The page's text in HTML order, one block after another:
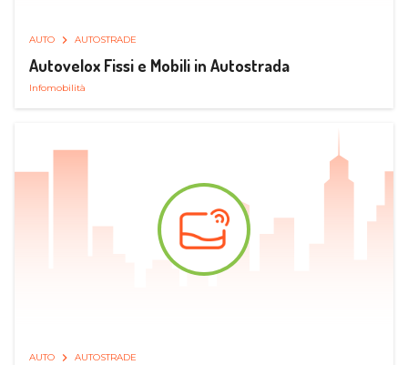
AUTO AUTOSTRADE
Autovelox Fissi e Mobili in Autostrada
Infomobilità
AUTO AUTOSTRADE